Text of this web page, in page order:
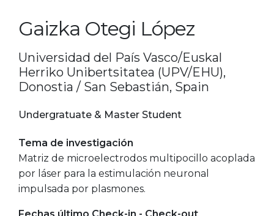
Gaizka Otegi López
Universidad del País Vasco/Euskal
Herriko Unibertsitatea (UPV/EHU),
Donostia / San Sebastián, Spain
Undergratuate & Master Student
Tema de investigación
Matriz de microelectrodos multipocillo acoplada
por láser para la estimulación neuronal
impulsada por plasmones.